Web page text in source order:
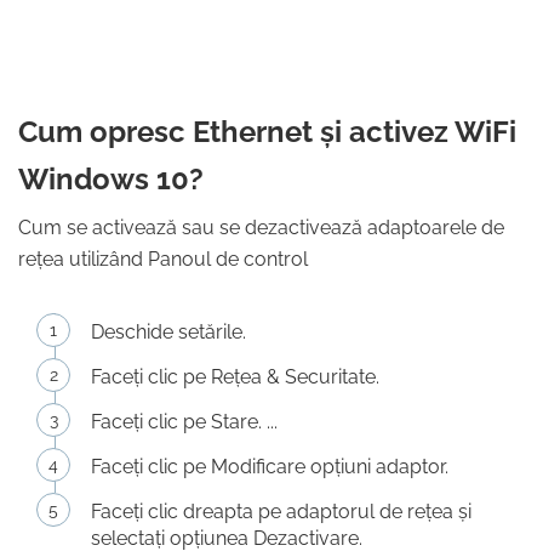
Cum opresc Ethernet și activez WiFi
Windows 10?
Cum se activează sau se dezactivează adaptoarele de
rețea utilizând Panoul de control
Deschide setările.
Faceți clic pe Rețea & Securitate.
Faceți clic pe Stare. ...
Faceți clic pe Modificare opțiuni adaptor.
Faceți clic dreapta pe adaptorul de rețea și
selectați opțiunea Dezactivare.